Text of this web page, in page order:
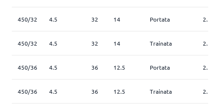
450/32 4.5 32 14 Portata 2.5
450/32 4.5 32 14 Trainata 2.5
450/36 4.5 36 12.5 Portata 2.5
450/36 4.5 36 12.5 Trainata 2.5